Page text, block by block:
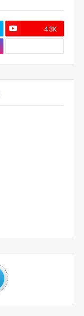
43K